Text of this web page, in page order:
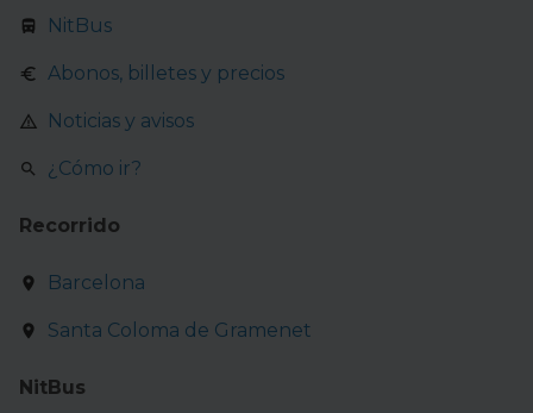
NitBus
Abonos, billetes y precios
Noticias y avisos
¿Cómo ir?
Recorrido
Barcelona
Santa Coloma de Gramenet
NitBus